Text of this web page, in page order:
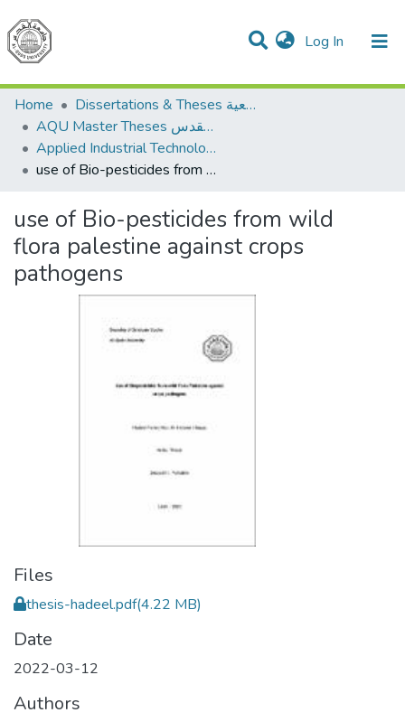
Log In (current)
Communities & Collections
All of DSpace
Home
Dissertations & Theses الرسائل الجامعية
AQU Master Theses الرسائل الجامعية الخاصة بجامعة القدس
Applied Industrial Technology التكنولوجيا التطبيقية والصناعية
use of Bio-pesticides from wild flora palestine against crops pathogens
use of Bio-pesticides from wild
flora palestine against crops
pathogens
Files
thesis-hadeel.pdf(4.22 MB)
Date
2022-03-12
Authors